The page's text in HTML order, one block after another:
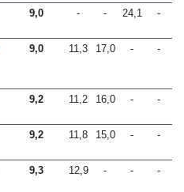
9,0 - - 24,1 -
9,0 11,3 17,0 - -
9,2 11,2 16,0 - -
9,2 11,8 15,0 - -
9,3 12,9 - - -